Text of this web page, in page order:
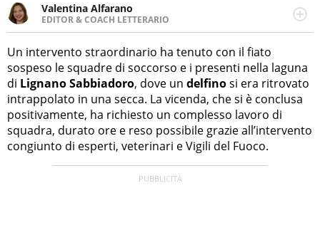
Valentina Alfarano
EDITOR & COACH LETTERARIO
Lavorare con le storie è la mia missione! Specializzata in
storytelling di viaggi, lavoro come editor di narrativa e
coach di scrittura creativa.
Un intervento straordinario ha tenuto con il fiato
sospeso le squadre di soccorso e i presenti nella laguna
di Lignano Sabbiadoro, dove un delfinosi era ritrovato
intrappolato in una secca. La vicenda, che si è conclusa
positivamente, ha richiesto un complesso lavoro di
squadra, durato ore e reso possibile grazie all’intervento
congiunto di esperti, veterinari e Vigili del Fuoco.